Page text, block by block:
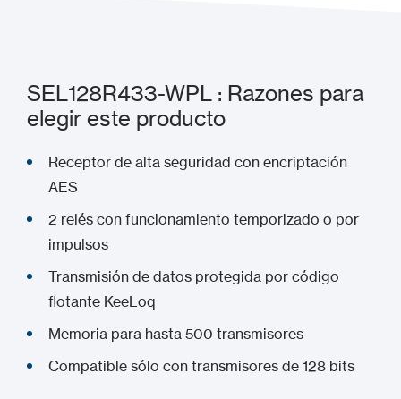
SEL128R433-WPL : Razones para
elegir este producto
Receptor de alta seguridad con encriptación
AES
2 relés con funcionamiento temporizado o por
impulsos
Transmisión de datos protegida por código
flotante KeeLoq
Memoria para hasta 500 transmisores
Compatible sólo con transmisores de 128 bits